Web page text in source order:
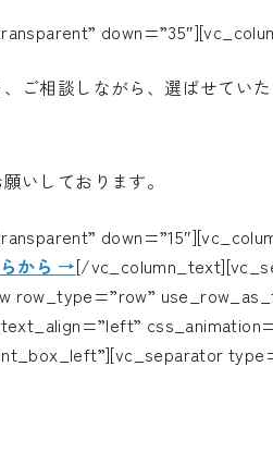
ご相談しながら、選ばせていた
いしております。
から →[/
row_type=”row”